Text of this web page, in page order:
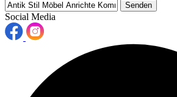
Senden
Social Media